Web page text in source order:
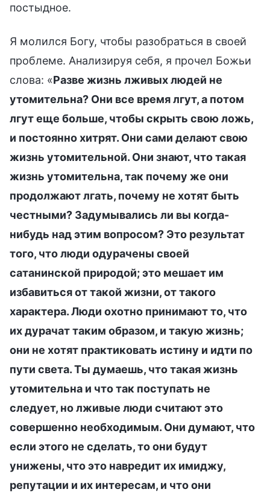
постыдное.
Я молился Богу, чтобы разобраться в своей
проблеме. Анализируя себя, я прочел Божьи
слова: «Разве жизнь лживых людей не
утомительна? Они все время лгут, а потом
лгут еще больше, чтобы скрыть свою ложь,
и постоянно хитрят. Они сами делают свою
жизнь утомительной. Они знают, что такая
жизнь утомительна, так почему же они
продолжают лгать, почему не хотят быть
честными? Задумывались ли вы когда-
нибудь над этим вопросом? Это результат
того, что люди одурачены своей
сатанинской природой; это мешает им
избавиться от такой жизни, от такого
характера. Люди охотно принимают то, что
их дурачат таким образом, и такую жизнь;
они не хотят практиковать истину и идти по
пути света. Ты думаешь, что такая жизнь
утомительна и что так поступать не
следует, но лживые люди считают это
совершенно необходимым. Они думают, что
если этого не сделать, то они будут
унижены, что это навредит их имиджу,
репутации и их интересам, и что они